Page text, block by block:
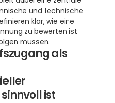
und technische
klar, wie eine
zu bewerten ist
müssen.
als
ist